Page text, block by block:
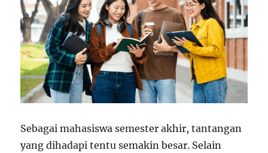
Sebagai mahasiswa semester akhir, tantangan
yang dihadapi tentu semakin besar. Selain